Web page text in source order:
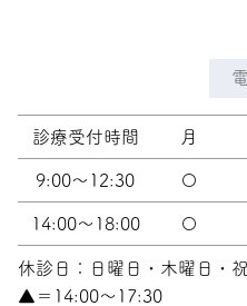
診療受付時間 月
9:00〜12:30 〇
14:00〜18:00 〇
休診日：日曜日・木曜日・
▲＝14:00〜17:30